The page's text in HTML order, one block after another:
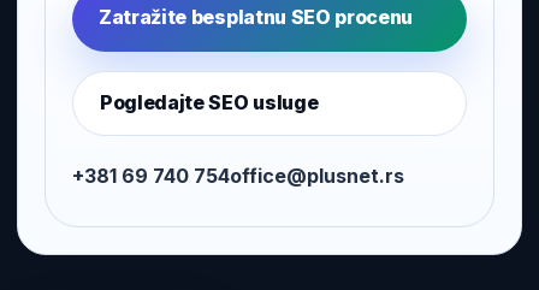
Zatražite besplatnu SEO procenu
Pogledajte SEO usluge
+381 69 740 754office@plusnet.rs